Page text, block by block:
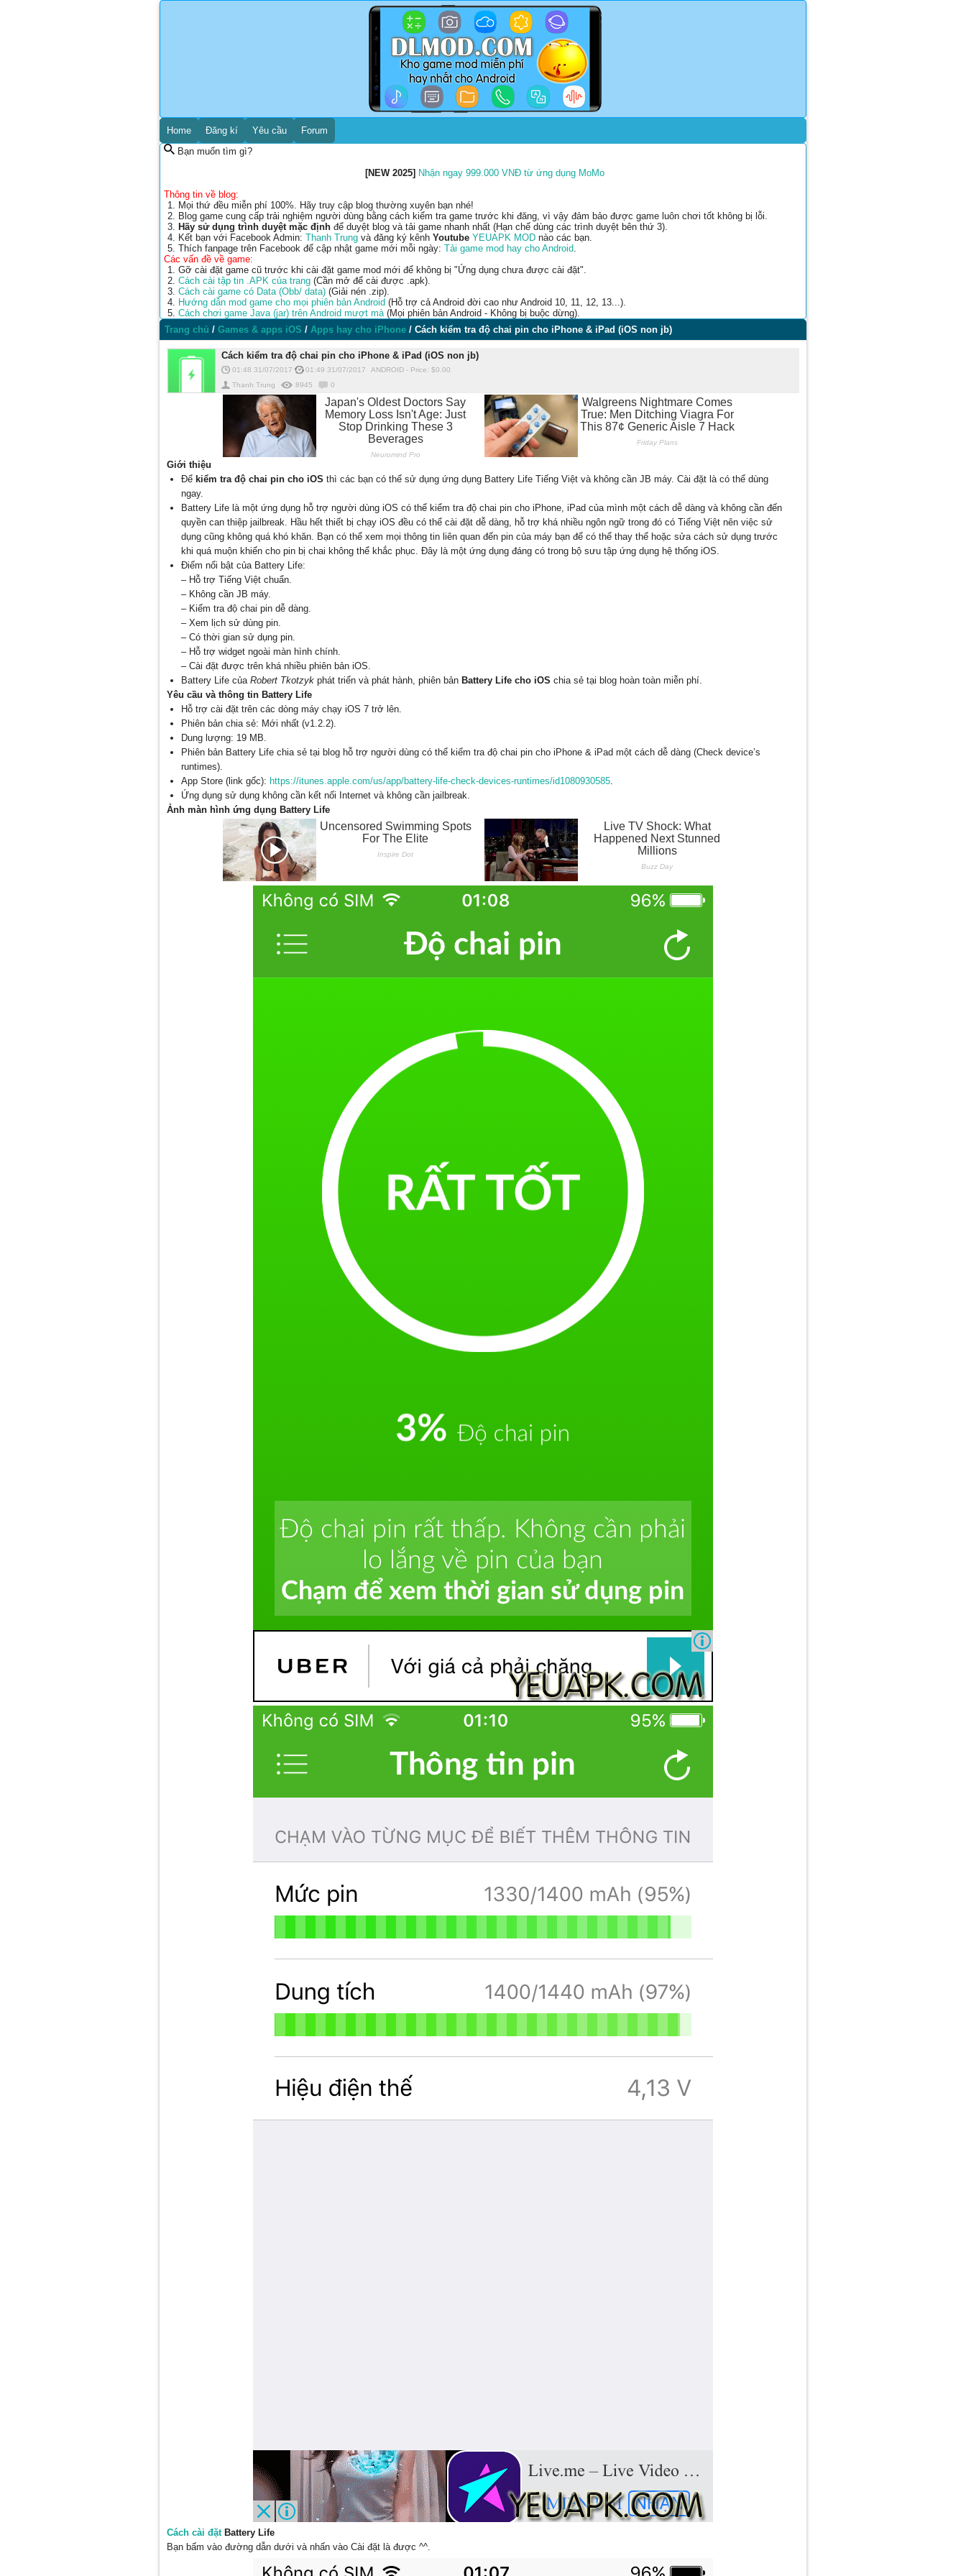
Home Đăng kí Yêu cầu
Forum
Bạn muốn tìm gì?
[NEW 2025] Nhận ngay 999.000 VNĐ từ ứng dụng MoMo
Thông tin về blog:
Mọi thứ đều miễn phí 100%. Hãy truy cập blog thường xuyên bạn nhé!
Blog game cung cấp trải nghiệm người dùng bằng cách kiểm tra game trước khi đăng, vì vậy đảm bảo được game luôn chơi tốt không bị lỗi.
Hãy sử dụng trình duyệt mặc định để duyệt blog và tải game nhanh nhất (Hạn chế dùng các trình duyệt bên thứ 3).
Kết bạn với Facebook Admin: Thanh Trung và đăng ký kênh Youtube YEUAPK MOD nào các bạn.
Thích fanpage trên Facebook để cập nhật game mới mỗi ngày: Tải game mod hay cho Android.
Các vấn đề về game:
Gỡ cài đặt game cũ trước khi cài đặt game mod mới để không bị "Ứng dụng chưa được cài đặt".
Cách cài tập tin .APK của trang (Cần mở để cài được .apk).
Cách cài game có Data (Obb/ data) (Giải nén .zip).
Hướng dẫn mod game cho mọi phiên bản Android (Hỗ trợ cả Android đời cao như Android 10, 11, 12, 13...).
Cách chơi game Java (jar) trên Android mượt mà(Mọi phiên bản Android - Không bị buộc dừng).
Trang chủ / Games & apps iOS / Apps hay cho iPhone / Cách kiểm tra độ chai pin cho iPhone & iPad (iOS non jb)
Cách kiểm tra độ chai pin cho iPhone & iPad (iOS non jb)
01:48 31/07/2017 01:49 31/07/2017 ANDROID - Price: $0.00
Thanh Trung
8945 0
Giới thiệu
Để kiểm tra độ chai pin cho iOS thì các bạn có thể sử dụng ứng dụng Battery Life Tiếng Việt và không cần JB máy. Cài đặt là có thể dùng
ngay.
Battery Life là một ứng dụng hỗ trợ người dùng iOS có thể kiểm tra độ chai pin cho iPhone, iPad của mình một cách dễ dàng và không cần đến
quyền can thiệp jailbreak. Hầu hết thiết bị chạy iOS đều có thể cài đặt dễ dàng, hỗ trợ khá nhiều ngôn ngữ trong đó có Tiếng Việt nên việc sử
dụng cũng không quá khó khăn. Bạn có thể xem mọi thông tin liên quan đến pin của máy bạn để có thể thay thế hoặc sửa cách sử dụng trước
khi quá muộn khiến cho pin bị chai không thể khắc phục. Đây là một ứng dụng đáng có trong bộ sưu tập ứng dụng hệ thống iOS.
Điểm nổi bật của Battery Life:
– Hỗ trợ Tiếng Việt chuẩn.
– Không cần JB máy.
– Kiểm tra độ chai pin dễ dàng.
– Xem lịch sử dùng pin.
– Có thời gian sử dụng pin.
– Hỗ trợ widget ngoài màn hình chính.
– Cài đặt được trên khá nhiều phiên bản iOS.
Battery Life của Robert Tkotzyk phát triển và phát hành, phiên bản Battery Life cho iOS chia sẻ tại blog hoàn toàn miễn phí.
Yêu cầu và thông tin Battery Life
Hỗ trợ cài đặt trên các dòng máy chạy iOS 7 trở lên.
Phiên bản chia sẻ: Mới nhất (v1.2.2).
Dung lượng: 19 MB.
Phiên bản Battery Life chia sẻ tại blog hỗ trợ người dùng có thể kiểm tra độ chai pin cho iPhone & iPad một cách dễ dàng (Check device’s
runtimes).
App Store (link gốc): https://itunes.apple.com/us/app/battery-life-check-devices-runtimes/id1080930585.
Ứng dụng sử dụng không cần kết nối Internet và không cần jailbreak.
Ảnh màn hình ứng dụng Battery Life
Cách cài đặtBattery Life
Bạn bấm vào đường dẫn dưới và nhấn vào Cài đặt là được ^^.